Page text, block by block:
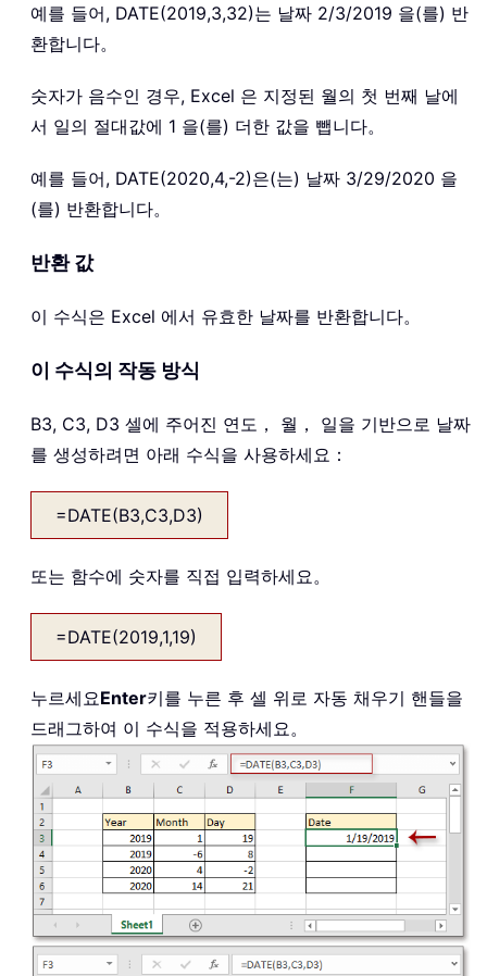
예를 들어, DATE(2019,3,32)는 날짜 2/3/2019 을(를) 반
환합니다。
숫자가 음수인 경우, Excel 은 지정된 월의 첫 번째 날에
서 일의 절대값에 1 을(를) 더한 값을 뺍니다。
예를 들어, DATE(2020,4,-2)은(는) 날짜 3/29/2020 을
(를) 반환합니다。
반환 값
이 수식은 Excel 에서 유효한 날짜를 반환합니다。
이 수식의 작동 방식
B3, C3, D3 셀에 주어진 연도， 월， 일을 기반으로 날짜
를 생성하려면 아래 수식을 사용하세요：
=DATE(B3,C3,D3)
또는 함수에 숫자를 직접 입력하세요。
=DATE(2019,1,19)
누르세요Enter키를 누른 후 셀 위로 자동 채우기 핸들을
드래그하여 이 수식을 적용하세요。